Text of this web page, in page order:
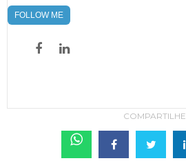
FOLLOW ME
COMPARTILHE